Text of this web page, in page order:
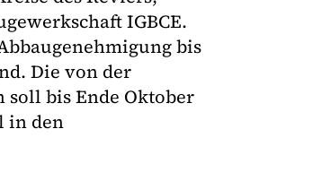
IGBCE.
bis
Die von der
soll bis Ende Oktober
in den